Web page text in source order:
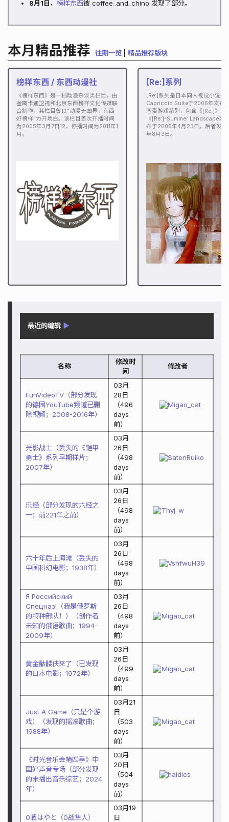
8月1日 ， 榜样东西被 coffee_and_chino 发现了部分。
本月精品推荐 往期一览 精品推荐版块
榜样东西 / 东西动漫社
《榜样东西》是一档动漫杂谈类栏目，由
金鹰卡通卫视和北京东西榜样文化传媒联
合制作，其栏目曾以“动漫无国界，东西
好榜样”为开场白。该栏目首次开播时间
为2005年3月7日12，停播时间为2011年1
月。
[Re:]系列
[Re:]系列是日本同人视觉小说社
Capriccio Suite于2006年发布
恋爱游戏系列，包含《[Re:]》及
《[Re:]-Summer Landscape》
布于2006年4月23日，后者发
年8月3日。
最近的编辑 ▶
名称
修改时
间
修改者
FunVideoTV（部分发现
的德国YouTube频道已删
除视频；2008-2016年）
03月
28日
（496
days
前）
Migao_cat
光影战士（丢失的《铠甲
勇士》系列早期样片；
2007年）
03月
26日
（498
days
前）
SatenRuiko
乐经（部分发现的六经之
一；前221年之前）
03月
26日
（498
days
前）
Thyj_w
六十年后上海滩（丢失的
中国科幻电影；1938年）
03月
26日
（498
days
前）
VshfwuH39
Я Российский
Спецназ!（我是俄罗斯
的特种部队！）（创作者
未知的俄语歌曲；1994-
2009年）
03月
26日
（498
days
前）
Migao_cat
黄金骷髅侠来了（已发现
的日本电影；1972年）
03月
26日
（499
days
前）
Migao_cat
Just A Game（只是个游
戏）（发现的摇滚歌曲；
1988年）
03月21
日
（503
days
前）
Migao_cat
《时光音乐会第四季》中
国好声音专场（部分发现
的未播出音乐综艺；2024
年）
03月
20日
（504
days
前）
haidies
0戦はやと（0战隼人）
03月19
日